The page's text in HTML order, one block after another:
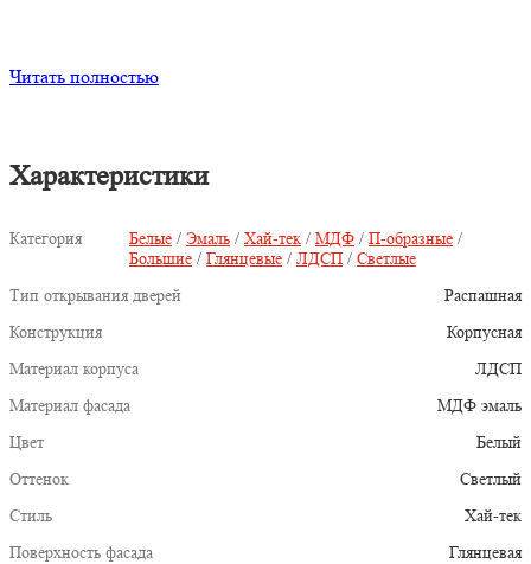
Читать полностью
Характеристики
Категория Белые / Эмаль / Хай-тек / МДФ / П-образные /
Большие / Глянцевые / ЛДСП / Светлые
Тип открывания дверей
Распашная
Конструкция
Корпусная
Материал корпуса
ЛДСП
Материал фасада
МДФ эмаль
Цвет
Белый
Оттенок
Светлый
Стиль
Хай-тек
Поверхность фасада
Глянцевая